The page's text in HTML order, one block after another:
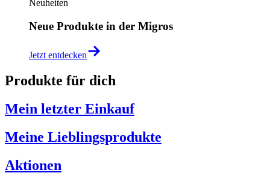
Neuheiten
Neue Produkte in der Migros
Jetzt entdecken
Produkte für dich
Mein letzter Einkauf
Meine Lieblingsprodukte
Aktionen